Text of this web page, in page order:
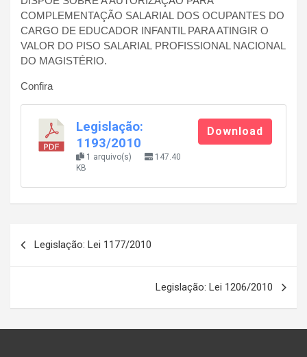
COMPLEMENTAÇÃO SALARIAL DOS OCUPANTES DO
CARGO DE EDUCADOR INFANTIL PARA ATINGIR O
VALOR DO PISO SALARIAL PROFISSIONAL NACIONAL
DO MAGISTÉRIO.
Confira
Legislação:
1193/2010
1 arquivo(s)
147.40
KB
Download
Legislação: Lei 1177/2010
Legislação: Lei 1206/2010